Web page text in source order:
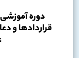
دوره
قراردادها و